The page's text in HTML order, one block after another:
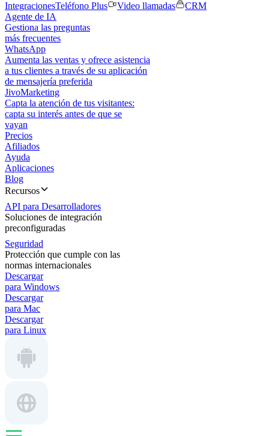
IntegracionesTeléfono Plus Video llamadas
CRM
Agente de IA
Gestiona las preguntas
más frecuentes
WhatsApp
Aumenta las ventas y ofrece asistencia
a tus clientes a través de su aplicación
de mensajería preferida
JivoMarketing
Capta la atención de tus visitantes:
capta su interés antes de que se
vayan
Precios
Afiliados
Ayuda
Aplicaciones
Blog
Recursos
API para Desarrolladores
Soluciones de integración
preconfiguradas
Seguridad
Protección que cumple con las
normas internacionales
Descargar
para Windows
Descargar
para Mac
Descargar
para Linux